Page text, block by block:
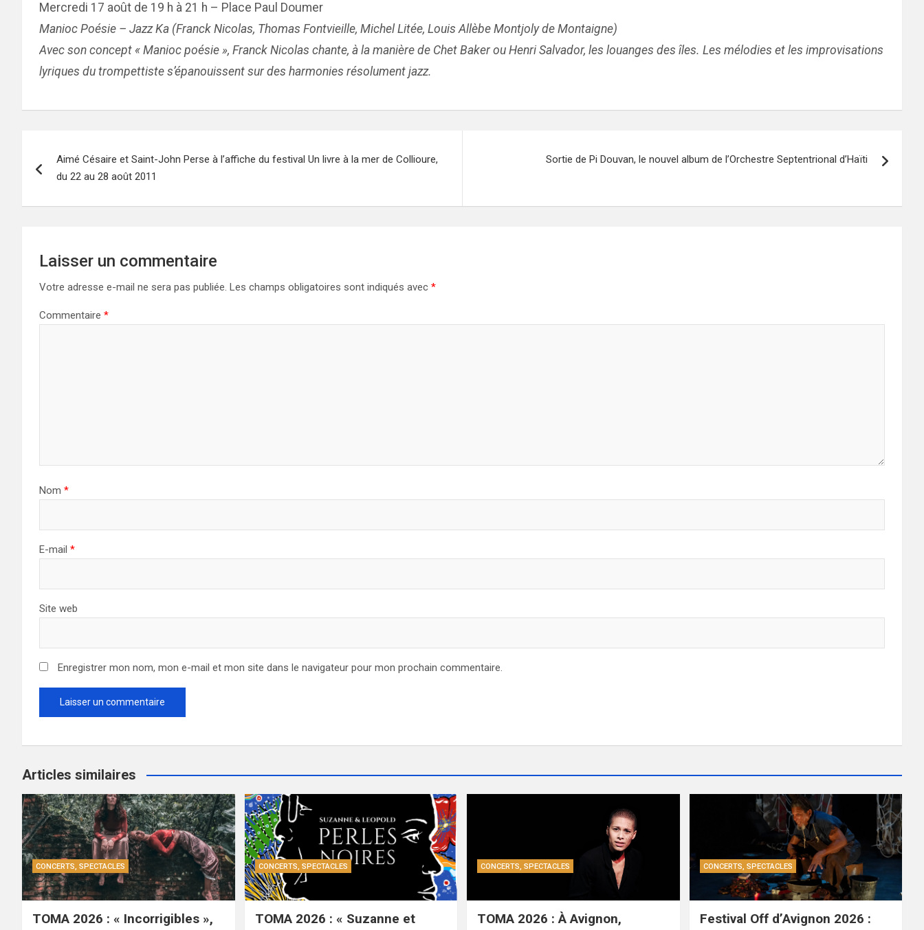
Mercredi 17 août de 19 h à 21 h – Place Paul Doumer
Manioc Poésie – Jazz Ka (Franck Nicolas, Thomas Fontvieille, Michel Litée, Louis Allèbe Montjoly de Montaigne)
Avec son concept « Manioc poésie », Franck Nicolas chante, à la manière de Chet Baker ou Henri Salvador, les louanges des îles. Les mélodies et les improvisations
lyriques du trompettiste s’épanouissent sur des harmonies résolument jazz.
de
l’article
Aimé Césaire et Saint-John Perse à l’affiche du festival Un livre à la mer de Collioure,
du 22 au 28 août 2011
Sortie de Pi Douvan, le nouvel album de l’Orchestre Septentrional d’Haïti
Laisser un commentaire
Votre adresse e-mail ne sera pas publiée. Les champs obligatoires sont indiqués avec *
Commentaire *
Nom *
E-mail *
Site web
Enregistrer mon nom, mon e-mail et mon site dans le navigateur pour mon prochain commentaire.
Articles similaires
CONCERTS, SPECTACLES
TOMA 2026 : « Incorrigibles »,
CONCERTS, SPECTACLES
TOMA 2026 : « Suzanne et
CONCERTS, SPECTACLES
TOMA 2026 : À Avignon,
CONCERTS, SPECTACLES
Festival Off d’Avignon 2026 :